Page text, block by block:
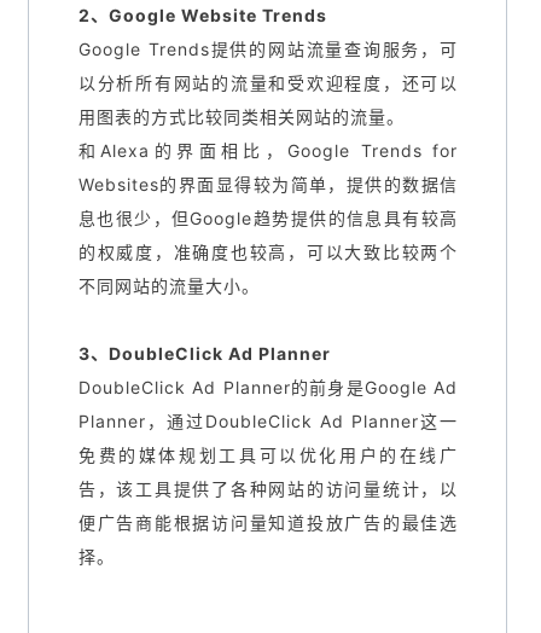
2、Google Website Trends
Google Trends提供的网站流量查询服务，可
以分析所有网站的流量和受欢迎程度，还可以
用图表的方式比较同类相关网站的流量。
和Alexa的界面相比，Google Trends for
Websites的界面显得较为简单，提供的数据信
息也很少，但Google趋势提供的信息具有较高
的权威度，准确度也较高，可以大致比较两个
不同网站的流量大小。
3、DoubleClick Ad Planner
DoubleClick Ad Planner的前身是Google Ad
Planner，通过DoubleClick Ad Planner这一
免费的媒体规划工具可以优化用户的在线广
告，该工具提供了各种网站的访问量统计，以
便广告商能根据访问量知道投放广告的最佳选
择。